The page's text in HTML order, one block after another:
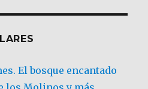
El bosque encantado